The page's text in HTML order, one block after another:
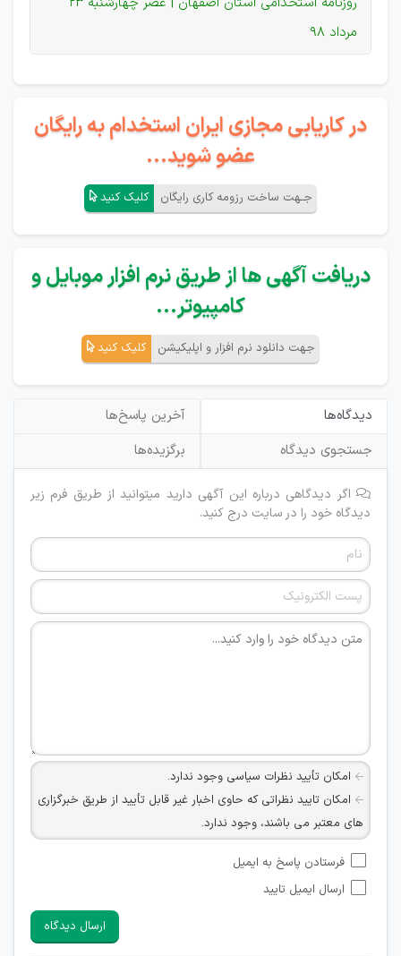
مرداد 98
در کاریابی مجازی ایران استخدام به رایگان
عضو شوید...
جـهت ساخت رزومه کاری رایگان کلیک کنید
دریافت آگهی ها از طریق نرم افزار موبایل و
کامپیوتر...
جهت دانلود نرم افزار و اپلیکیشن کلیک کنید
دیدگاه‌ها
آخرین پاسخ‌ها
جستجوی دیدگاه
برگزیده‌ها
اگر دیدگاهی درباره این آگهی دارید میتوانید از طریق فرم زیر
دیدگاه خود را در سایت درج کنید.
امکان تأیید نظرات سیاسی وجود ندارد.
امکان تایید نظراتی که حاوی اخبار غیر قابل تأیید از طریق خبرگزاری
های معتبر می باشند، وجود ندارد.
شبکه های مجازی ارتباطی می باشند وجود ندارد.
امکان تأیید نظرات کاربرانی که به هر طریقی قصد مأیوس کردن
هرگونه تحریک، تحقیر و کنایه به سایر افراد (مسئول و غیر مسئول)
فرستادن پاسخ به ایمیل
ارسال ایمیل تایید
ارسال دیدگاه